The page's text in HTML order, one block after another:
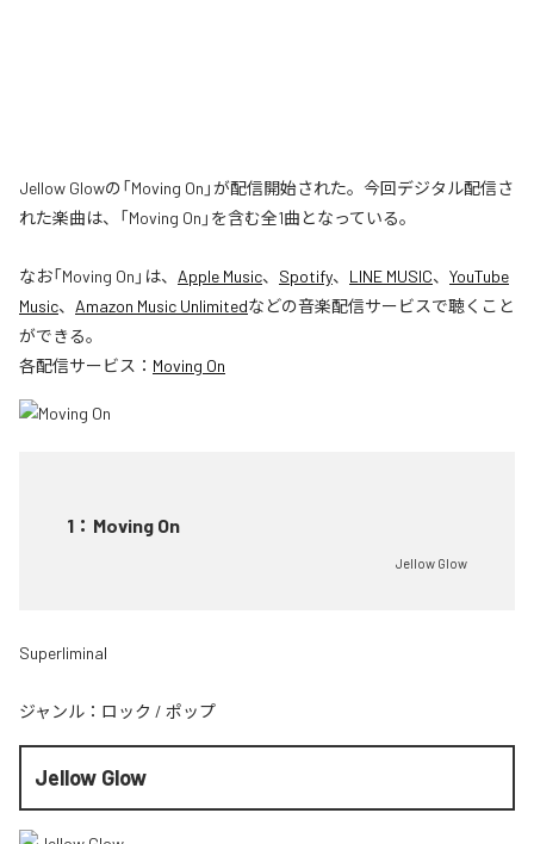
Jellow Glowの「Moving On」が配信開始された。今回デジタル配信さ
れた楽曲は、「Moving On」を含む全1曲となっている。
なお「Moving On 」は、 Apple Music、 Spotify、 LINE MUSIC、 YouTube
Music、 Amazon Music Unlimitedなどの音楽配信サービスで聴くこと
ができる。
各配信サービス： Moving On
1 ： Moving On
Jellow Glow
Superliminal
ジャンル： ロック / ポップ
Jellow Glow